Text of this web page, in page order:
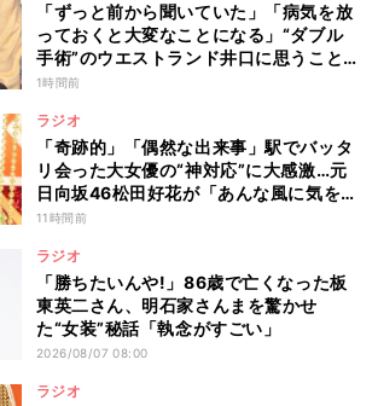
「ずっと前から聞いていた」「病気を放
っておくと大変なことになる」“ダブル
手術”のウエストランド井口に思うこと…
有吉弘行が本音を明かした“仕事と病
1時間前
ラジオ
「奇跡的」「偶然な出来事」駅でバッタ
リ会った大女優の“神対応”に大感激…元
日向坂46松田好花が「あんな風に気を使
える人になりたい」と感動した“振る舞
11時間前
ラジオ
「勝ちたいんや!」86歳で亡くなった板
東英二さん、明石家さんまを驚かせ
た“女装”秘話「執念がすごい」
2026/08/07 08:00
ラジオ